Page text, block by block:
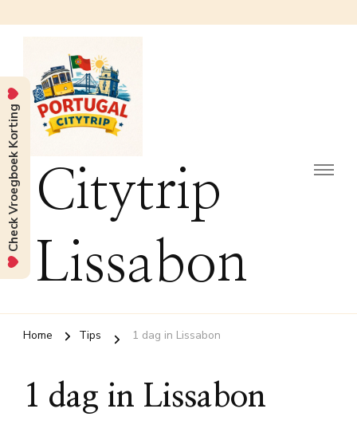
Citytrip
Lissabon
Home Tips 1 dag in Lissabon
1 dag in Lissabon
Check Vroegboek Korting